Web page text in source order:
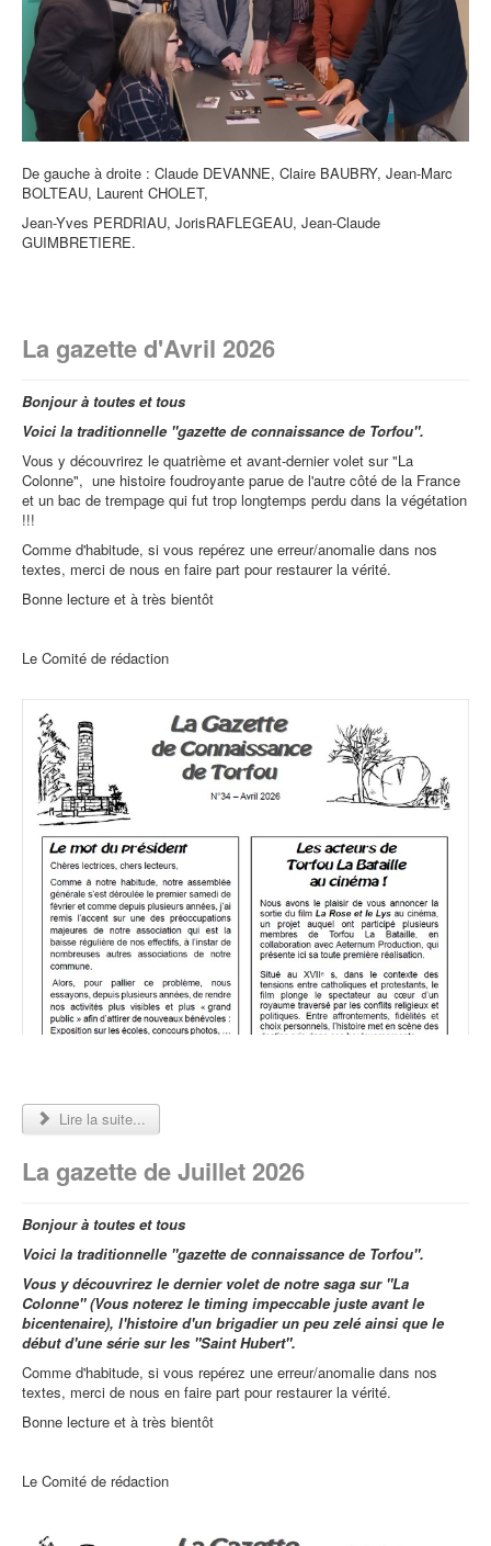
De gauche à droite : Claude DEVANNE, Claire BAUBRY, Jean-Marc
BOLTEAU, Laurent CHOLET,
Jean-Yves PERDRIAU, JorisRAFLEGEAU, Jean-Claude
GUIMBRETIERE.
La gazette d'Avril 2026
Bonjour à toutes et tous
Voici la traditionnelle "gazette de connaissance de Torfou".
Vous y découvrirez le quatrième et avant-dernier volet sur "La
Colonne", une histoire foudroyante parue de l'autre côté de la France
et un bac de trempage qui fut trop longtemps perdu dans la végétation
!!!
Comme d'habitude, si vous repérez une erreur/anomalie dans nos
textes, merci de nous en faire part pour restaurer la vérité.
Bonne lecture et à très bientôt
Le Comité de rédaction
Lire la suite...
La gazette de Juillet 2026
Bonjour à toutes et tous
Voici la traditionnelle "gazette de connaissance de Torfou".
Vous y découvrirez le dernier volet de notre saga sur "La
Colonne" (Vous noterez le timing impeccable juste avant le
bicentenaire), l'histoire d'un brigadier un peu zelé ainsi que le
début d'une série sur les "Saint Hubert".
Comme d'habitude, si vous repérez une erreur/anomalie dans nos
textes, merci de nous en faire part pour restaurer la vérité.
Bonne lecture et à très bientôt
Le Comité de rédaction